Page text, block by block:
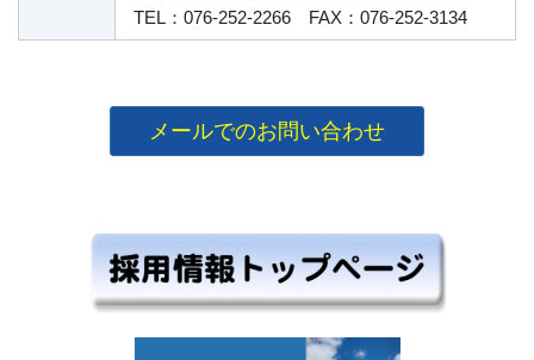
TEL：076-252-2266 FAX：076-252-3134
メールでのお問い合わせ